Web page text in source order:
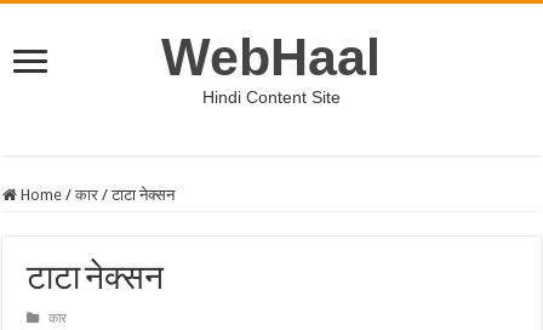
WebHaal
Hindi Content Site
Home / कार / टाटा नेक्सन
टाटा नेक्सन
कार